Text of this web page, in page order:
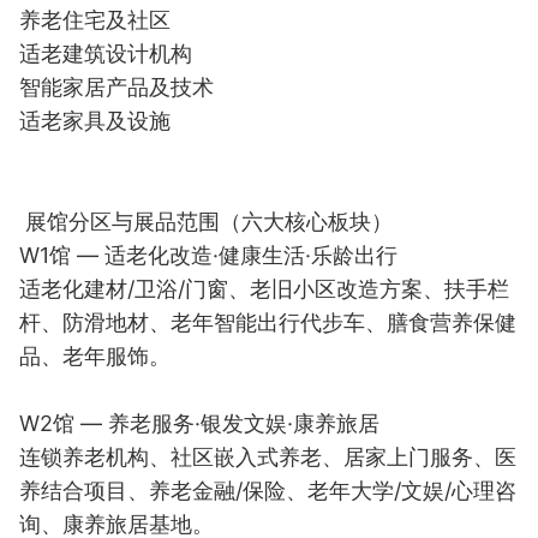
养老住宅及社区
适老建筑设计机构
智能家居产品及技术
适老家具及设施
展馆分区与展品范围（六大核心板块）
W1馆 — 适老化改造·健康生活·乐龄出行
适老化建材/卫浴/门窗、老旧小区改造方案、扶手栏
杆、防滑地材、老年智能出行代步车、膳食营养保健
品、老年服饰。
W2馆 — 养老服务·银发文娱·康养旅居
连锁养老机构、社区嵌入式养老、居家上门服务、医
养结合项目、养老金融/保险、老年大学/文娱/心理咨
询、康养旅居基地。